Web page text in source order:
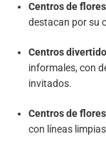
Centros de
destacan por su
Centros
informales, con
invitados.
Centros de
con líneas